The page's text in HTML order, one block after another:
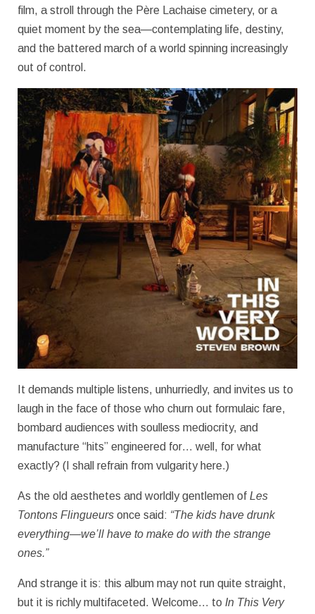
film, a stroll through the Père Lachaise cimetery, or a
quiet moment by the sea—contemplating life, destiny,
and the battered march of a world spinning increasingly
out of control.
It demands multiple listens, unhurriedly, and invites us to
laugh in the face of those who churn out formulaic fare,
bombard audiences with soulless mediocrity, and
manufacture “hits” engineered for… well, for what
exactly? (I shall refrain from vulgarity here.)
As the old aesthetes and worldly gentlemen of Les
Tontons Flingueurs once said: “The kids have drunk
everything—we’ll have to make do with the strange
ones.”
And strange it is: this album may not run quite straight,
but it is richly multifaceted. Welcome… to In This Very